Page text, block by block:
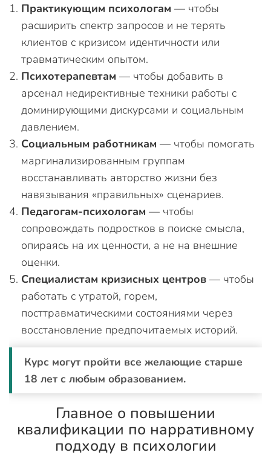
Практикующим психологам — чтобы
расширить спектр запросов и не терять
клиентов с кризисом идентичности или
травматическим опытом.
Психотерапевтам — чтобы добавить в
арсенал недирективные техники работы с
доминирующими дискурсами и социальным
давлением.
Социальным работникам — чтобы помогать
маргинализированным группам
восстанавливать авторство жизни без
навязывания «правильных» сценариев.
Педагогам-психологам — чтобы
сопровождать подростков в поиске смысла,
опираясь на их ценности, а не на внешние
оценки.
Специалистам кризисных центров — чтобы
работать с утратой, горем,
посттравматическими состояниями через
восстановление предпочитаемых историй.
Курс могут пройти все желающие старше
18 лет с любым образованием.
Главное о повышении
квалификации по нарративному
подходу в психологии